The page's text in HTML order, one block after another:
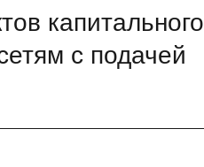
капитального
с подачей